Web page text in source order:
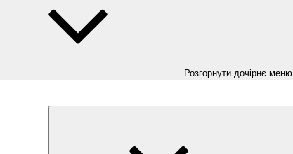
Розгорнути дочірнє меню